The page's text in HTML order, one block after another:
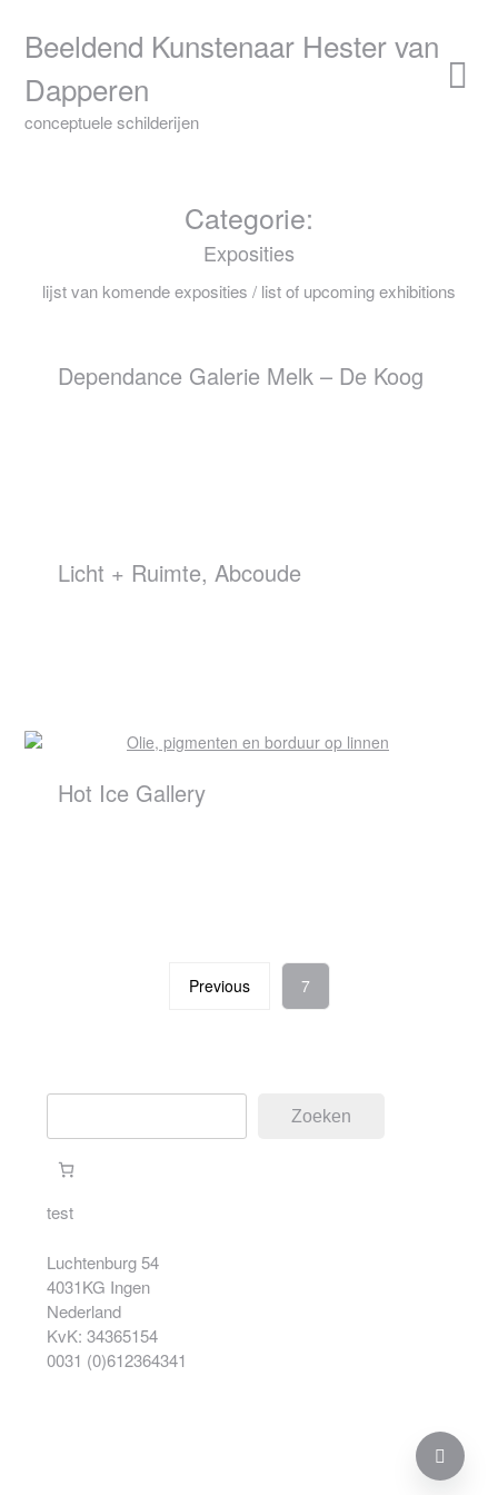
contentBeeldend Kunstenaar Hester van
Dapperen
conceptuele schilderijen
Categorie:
Exposities
lijst van komende exposities / list of upcoming exhibitions
Dependance Galerie Melk – De Koog
Licht + Ruimte, Abcoude
Hot Ice Gallery
Previous 7
Zoeken
test
Luchtenburg 54
4031KG Ingen
Nederland
KvK: 34365154
0031 (0)612364341